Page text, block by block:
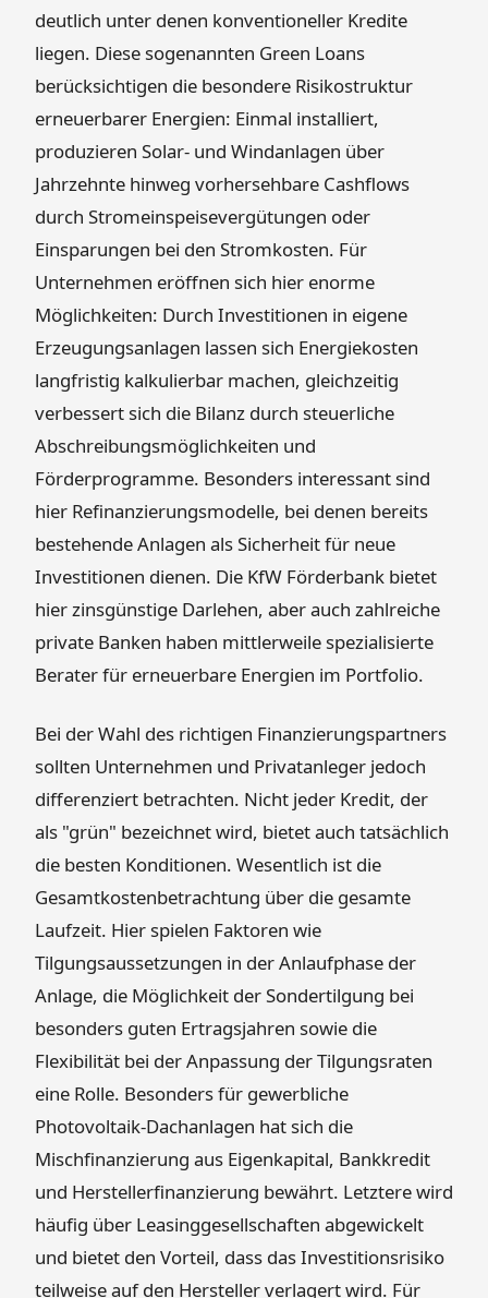
deutlich unter denen konventioneller Kredite
liegen. Diese sogenannten Green Loans
berücksichtigen die besondere Risikostruktur
erneuerbarer Energien: Einmal installiert,
produzieren Solar- und Windanlagen über
Jahrzehnte hinweg vorhersehbare Cashflows
durch Stromeinspeisevergütungen oder
Einsparungen bei den Stromkosten. Für
Unternehmen eröffnen sich hier enorme
Möglichkeiten: Durch Investitionen in eigene
Erzeugungsanlagen lassen sich Energiekosten
langfristig kalkulierbar machen, gleichzeitig
verbessert sich die Bilanz durch steuerliche
Abschreibungsmöglichkeiten und
Förderprogramme. Besonders interessant sind
hier Refinanzierungsmodelle, bei denen bereits
bestehende Anlagen als Sicherheit für neue
Investitionen dienen. Die KfW Förderbank bietet
hier zinsgünstige Darlehen, aber auch zahlreiche
private Banken haben mittlerweile spezialisierte
Berater für erneuerbare Energien im Portfolio.
Bei der Wahl des richtigen Finanzierungspartners
sollten Unternehmen und Privatanleger jedoch
differenziert betrachten. Nicht jeder Kredit, der
als "grün" bezeichnet wird, bietet auch tatsächlich
die besten Konditionen. Wesentlich ist die
Gesamtkostenbetrachtung über die gesamte
Laufzeit. Hier spielen Faktoren wie
Tilgungsaussetzungen in der Anlaufphase der
Anlage, die Möglichkeit der Sondertilgung bei
besonders guten Ertragsjahren sowie die
Flexibilität bei der Anpassung der Tilgungsraten
eine Rolle. Besonders für gewerbliche
Photovoltaik-Dachanlagen hat sich die
Mischfinanzierung aus Eigenkapital, Bankkredit
und Herstellerfinanzierung bewährt. Letztere wird
häufig über Leasinggesellschaften abgewickelt
und bietet den Vorteil, dass das Investitionsrisiko
teilweise auf den Hersteller verlagert wird. Für